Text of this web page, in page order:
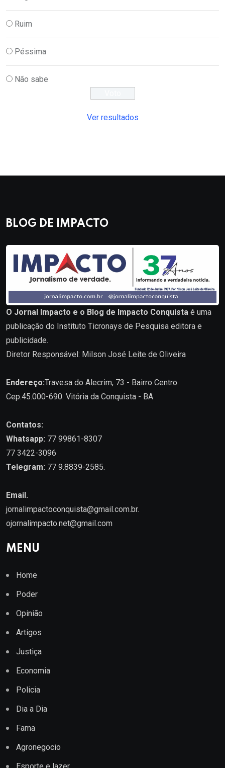
Ruim
Péssima
Não sabe
Ver resultados
BLOG DE IMPACTO
O Jornal Impacto e o Blog de Impacto Conquista é uma
publicação do Instituto Ticronays de Pesquisa editora e
publicidade.
Diretor Responsável: Milson José Leite de Oliveira
Endereço:Travesa do Alecrim, 73 - Bairro Centro.
Cep.45.000-690. Vitória da Conquista - BA
Contatos:
Whatsapp: 77 99861-8307
77 3422-3096
Telegram: 77 9.8839-2585.
Email.
jornalimpactoconquista@gmail.com.br.
ojornalimpacto.net@gmail.com
MENU
Home
Poder
Opinião
Artigos
Justiça
Economia
Policia
Dia a Dia
Fama
Agronegocio
Esporte e lazer